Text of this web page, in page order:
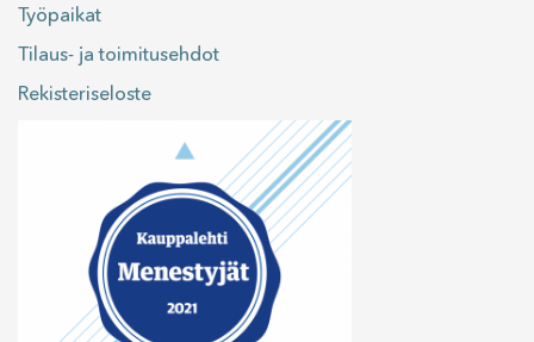
Työpaikat
Tilaus- ja toimitusehdot
Rekisteriseloste